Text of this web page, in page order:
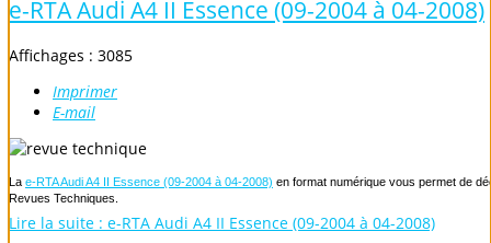
e-RTA Audi A4 II Essence (09-2004 à 04-2008)
Affichages : 3085
Imprimer
E-mail
La e-RTA Audi A4 II Essence (09-2004 à 04-2008) en format numérique vous permet de
Revues Techniques.
Lire la suite : e-RTA Audi A4 II Essence (09-2004 à 04-2008)